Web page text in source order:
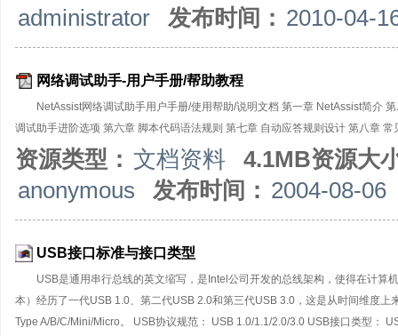
administrator
发布时间： 2010-04-
网络调试助手-用户手册/帮助教程
NetAssist网络调试助手用户手册/使用帮助/说明文档 第一章 NetAssist简介
调试助手进阶选项 第六章 脚本代码语法规则 第七章 自动应答规则设计 第八章 常
资源类型： 文档资料
4.1MB资源大
anonymous
发布时间： 2004-08-06
USB接口标准与接口类型
USB是通用串行总线的英文缩写，是Intel公司开发的总线架构，使得在计
本）经历了一代USB 1.0、第二代USB 2.0和第三代USB 3.0，这是从时间维度
Type A/B/C/Mini/Micro。 USB协议规范： USB 1.0/1.1/2.0/3.0 USB接口类型：